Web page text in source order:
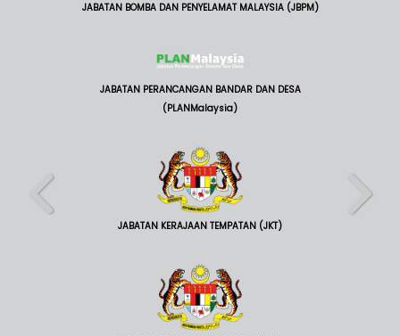
JABATAN BOMBA DAN PENYELAMAT MALAYSIA (JBPM)
JABATAN PERANCANGAN BANDAR DAN DESA
(PLANMalaysia)
JABATAN KERAJAAN TEMPATAN (JKT)